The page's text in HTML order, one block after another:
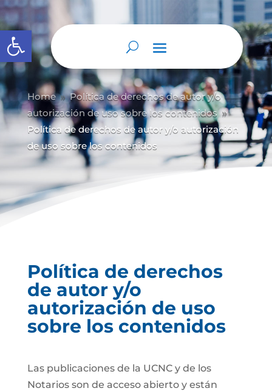
Abrir barra de herramientas
Home 9 Política de derechos de autor y/o
autorización de uso sobre los contenidos 9
Política de derechos de autor y/o autorización
de uso sobre los contenidos
Política de derechos
de autor y/o
autorización de uso
sobre los contenidos
Las publicaciones de la UCNC y de los
Notarios son de acceso abierto y están